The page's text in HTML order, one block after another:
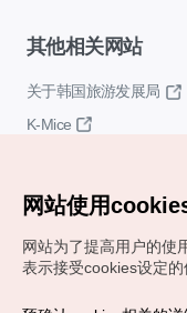
其他相关网站
关于韩国旅游发展局
K-Mice
网站使用cookies
网站为了提高用户的使
表示接受cookies设定的